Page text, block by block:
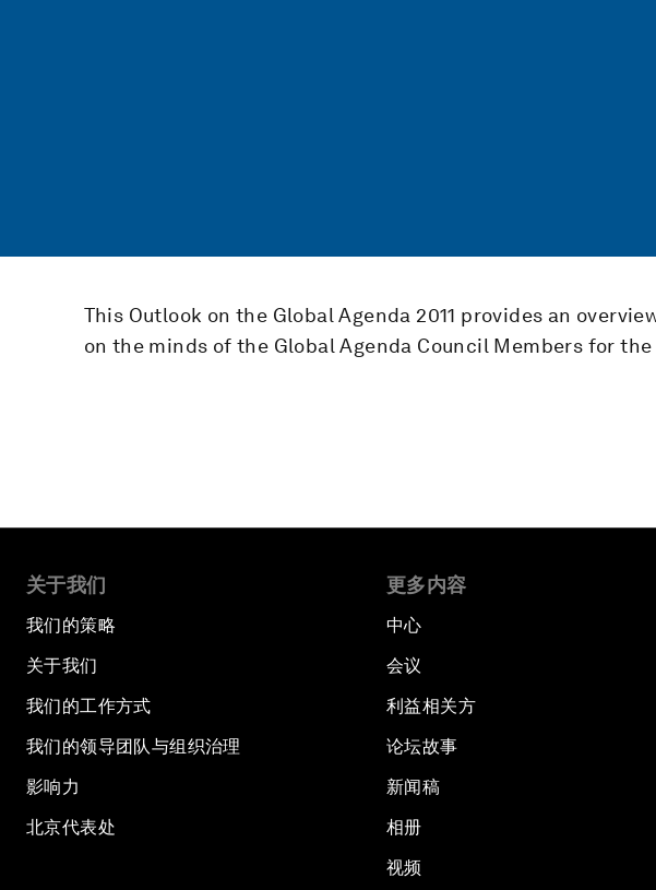
This Outlook on the Global Agenda 2011 provides an
on the minds of the Global Agenda Council Members for the
关于我们
我们的策略
关于我们
我们的工作方式
我们的领导团队与组织治理
影响力
北京代表处
更多内容
中心
会议
利益相关方
论坛故事
新闻稿
相册
视频